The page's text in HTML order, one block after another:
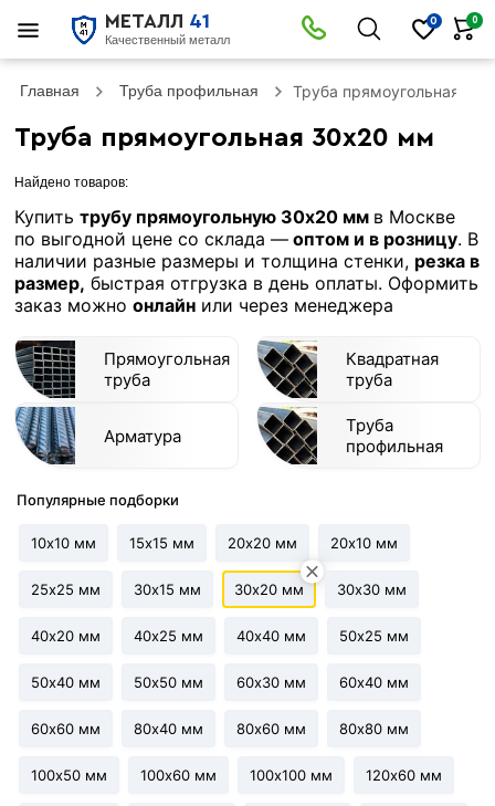
МЕТАЛЛ 41
Качественный металл
0 0
Главная Труба профильная Труба прямоугольная
Труба прямоугольная 30х20 мм
Найдено товаров:
Купитьтрубу прямоугольную 30х20 мм в Москве
по выгодной цене со склада — оптом и в розницу. В
наличии разные размеры и толщина стенки, резка в
размер, быстрая отгрузка в день оплаты. Оформить
заказ можноонлайн или через менеджера
Прямоугольная
труба
Квадратная
труба
Арматура
Труба
профильная
Популярные подборки
10х10 мм 15х15 мм 20х20 мм 20х10 мм
25х25 мм 30х15 мм 30х20 мм 30х30 мм
40х20 мм 40х25 мм 40х40 мм 50х25 мм
50х40 мм 50х50 мм 60х30 мм 60х40 мм
60х60 мм 80х40 мм 80х60 мм 80х80 мм
100х50 мм 100х60 мм 100х100 мм 120х60 мм